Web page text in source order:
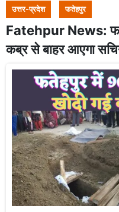
उत्तर-प्रदेश फतेहपुर
Fatehpur News:
कब्र से बाहर आएगा